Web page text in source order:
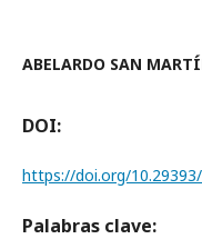
ABELARDO SAN
DOI:
https://doi.org/10.29393/
Palabras clave: